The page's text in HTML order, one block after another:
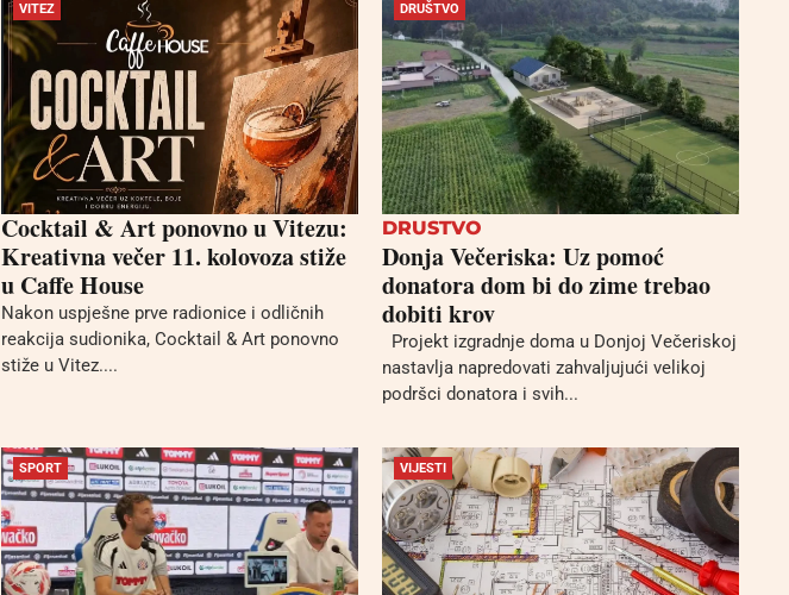
VITEZ
Cocktail & Art ponovno u Vitezu:
Kreativna večer 11. kolovoza stiže
u Caffe House
Nakon uspješne prve radionice i odličnih
reakcija sudionika, Cocktail & Art ponovno
stiže u Vitez....
DRUŠTVO
DRUSTVO
Donja Večeriska: Uz pomoć
donatora dom bi do zime trebao
dobiti krov
Projekt izgradnje doma u Donjoj Večeriskoj
nastavlja napredovati zahvaljujući velikoj
podršci donatora i svih...
SPORT VIJESTI